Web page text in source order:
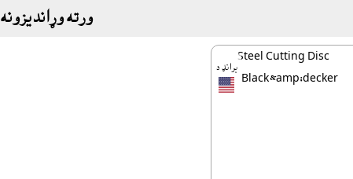
ورته وړانديزونه
برانډ د